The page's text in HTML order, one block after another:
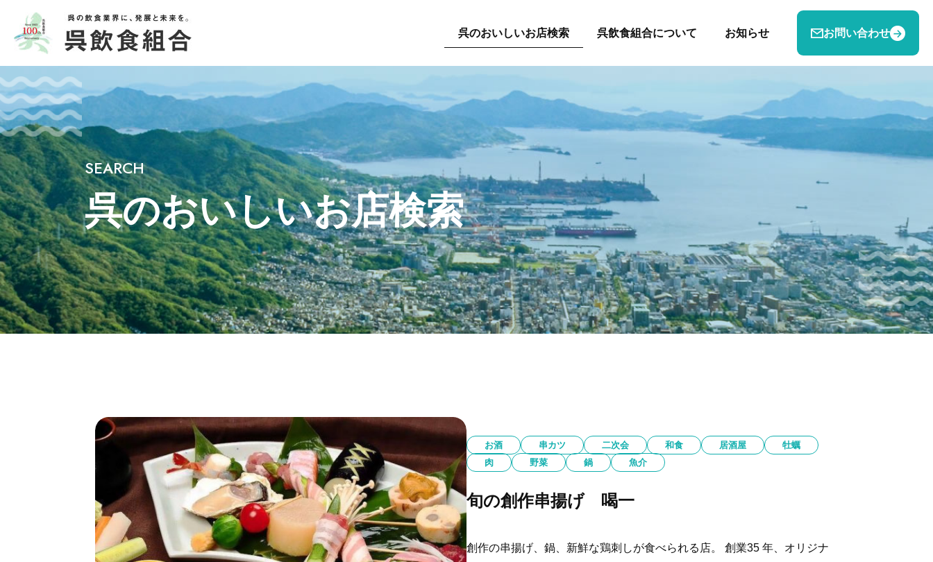
呉のおいしいお店検索 呉飲食組合について お知らせ お問い合わせ
SEARCH
呉のおいしいお店検索
お酒 串カツ 二次会 和食 居酒屋
牡蠣
肉
野菜 鍋 魚介
旬の創作串揚げ 喝一
創作の串揚げ、鍋、新鮮な鶏刺しが食べられる店。 創業35 年、オリジナ